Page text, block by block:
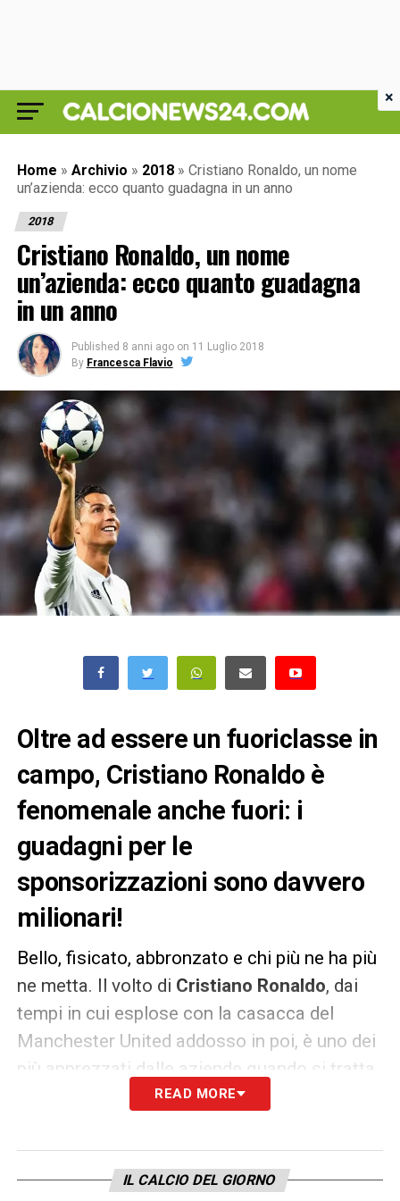
Home » Archivio » 2018 » Cristiano Ronaldo, un nome
un’azienda: ecco quanto guadagna in un anno
2018
Cristiano Ronaldo, un nome
un’azienda: ecco quanto guadagna
in un anno
Published 8 anni ago on 11 Luglio 2018
By Francesca Flavio
Oltre ad essere un fuoriclasse in
campo, Cristiano Ronaldo è
fenomenale anche fuori: i
guadagni per le
sponsorizzazioni sono davvero
milionari!
Bello, fisicato, abbronzato e chi più ne ha più
ne metta. Il volto di Cristiano Ronaldo, dai
tempi in cui esplose con la casacca del
Manchester United addosso in poi, è uno dei
più apprezzati dalle aziende quando si tratta
di pubblicità. Stando aForbes,
FloydMayweathere della stella del
Barcellona, LionelMessi. Il suo conto è
READ MORE
IL CALCIO DEL GIORNO
×